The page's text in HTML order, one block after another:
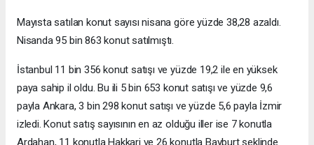
Mayısta satılan konut sayısı nisana göre yüzde 38,28 azaldı.
Nisanda 95 bin 863 konut satılmıştı.
İstanbul 11 bin 356 konut satışı ve yüzde 19,2 ile en yüksek
paya sahip il oldu. Bu ili 5 bin 653 konut satışı ve yüzde 9,6
payla Ankara, 3 bin 298 konut satışı ve yüzde 5,6 payla İzmir
izledi. Konut satış sayısının en az olduğu iller ise 7 konutla
Ardahan, 11 konutla Hakkari ve 26 konutla Bayburt şeklinde